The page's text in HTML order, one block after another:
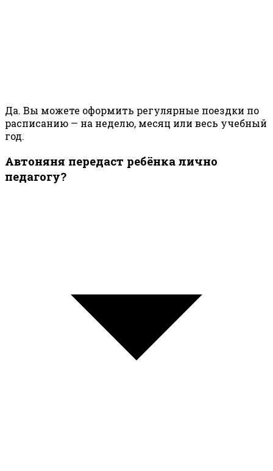
Да. Вы можете оформить регулярные поездки по
расписанию — на неделю, месяц или весь учебный
год.
Автоняня передаст ребёнка лично
педагогу?